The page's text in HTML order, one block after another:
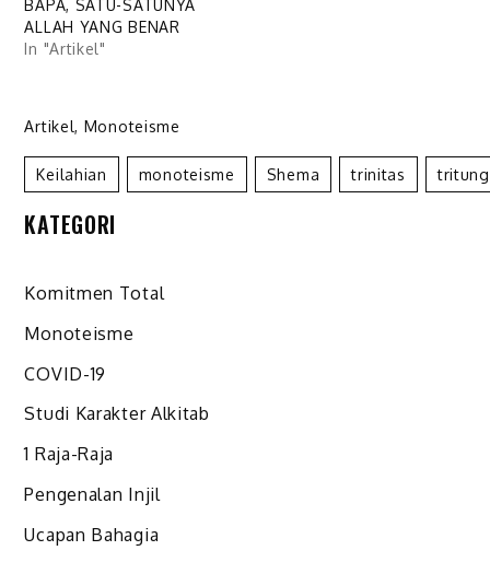
BAPA, SATU-SATUNYA
ALLAH YANG BENAR
In "Artikel"
Artikel, Monoteisme
Keilahian Monoteisme Shema Trinitas
KATEGORI
Komitmen Total
Monoteisme
COVID-19
Studi Karakter Alkitab
1 Raja-Raja
Pengenalan Injil
Ucapan Bahagia